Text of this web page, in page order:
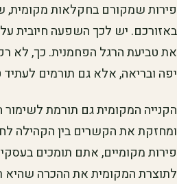
פירות שמקורם בחקלאות
באזורכם. יש לכך השפעה חיובית
את טביעת הרגל הפחמנית. כך, לא
יפה ובריאה, אלא גם תורמים לעתיד
הקנייה המקומית גם תורמת
ומחזקת את הקשרים בין הקהילה
פירות מקומיים, אתם תומכים
לתוצרת המקומית את ההכרה שהיא